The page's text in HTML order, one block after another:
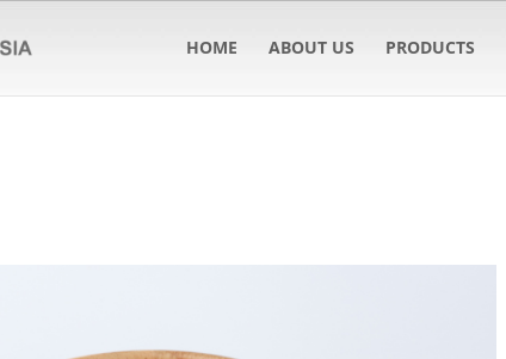
HOME ABOUT US PRODUCTS